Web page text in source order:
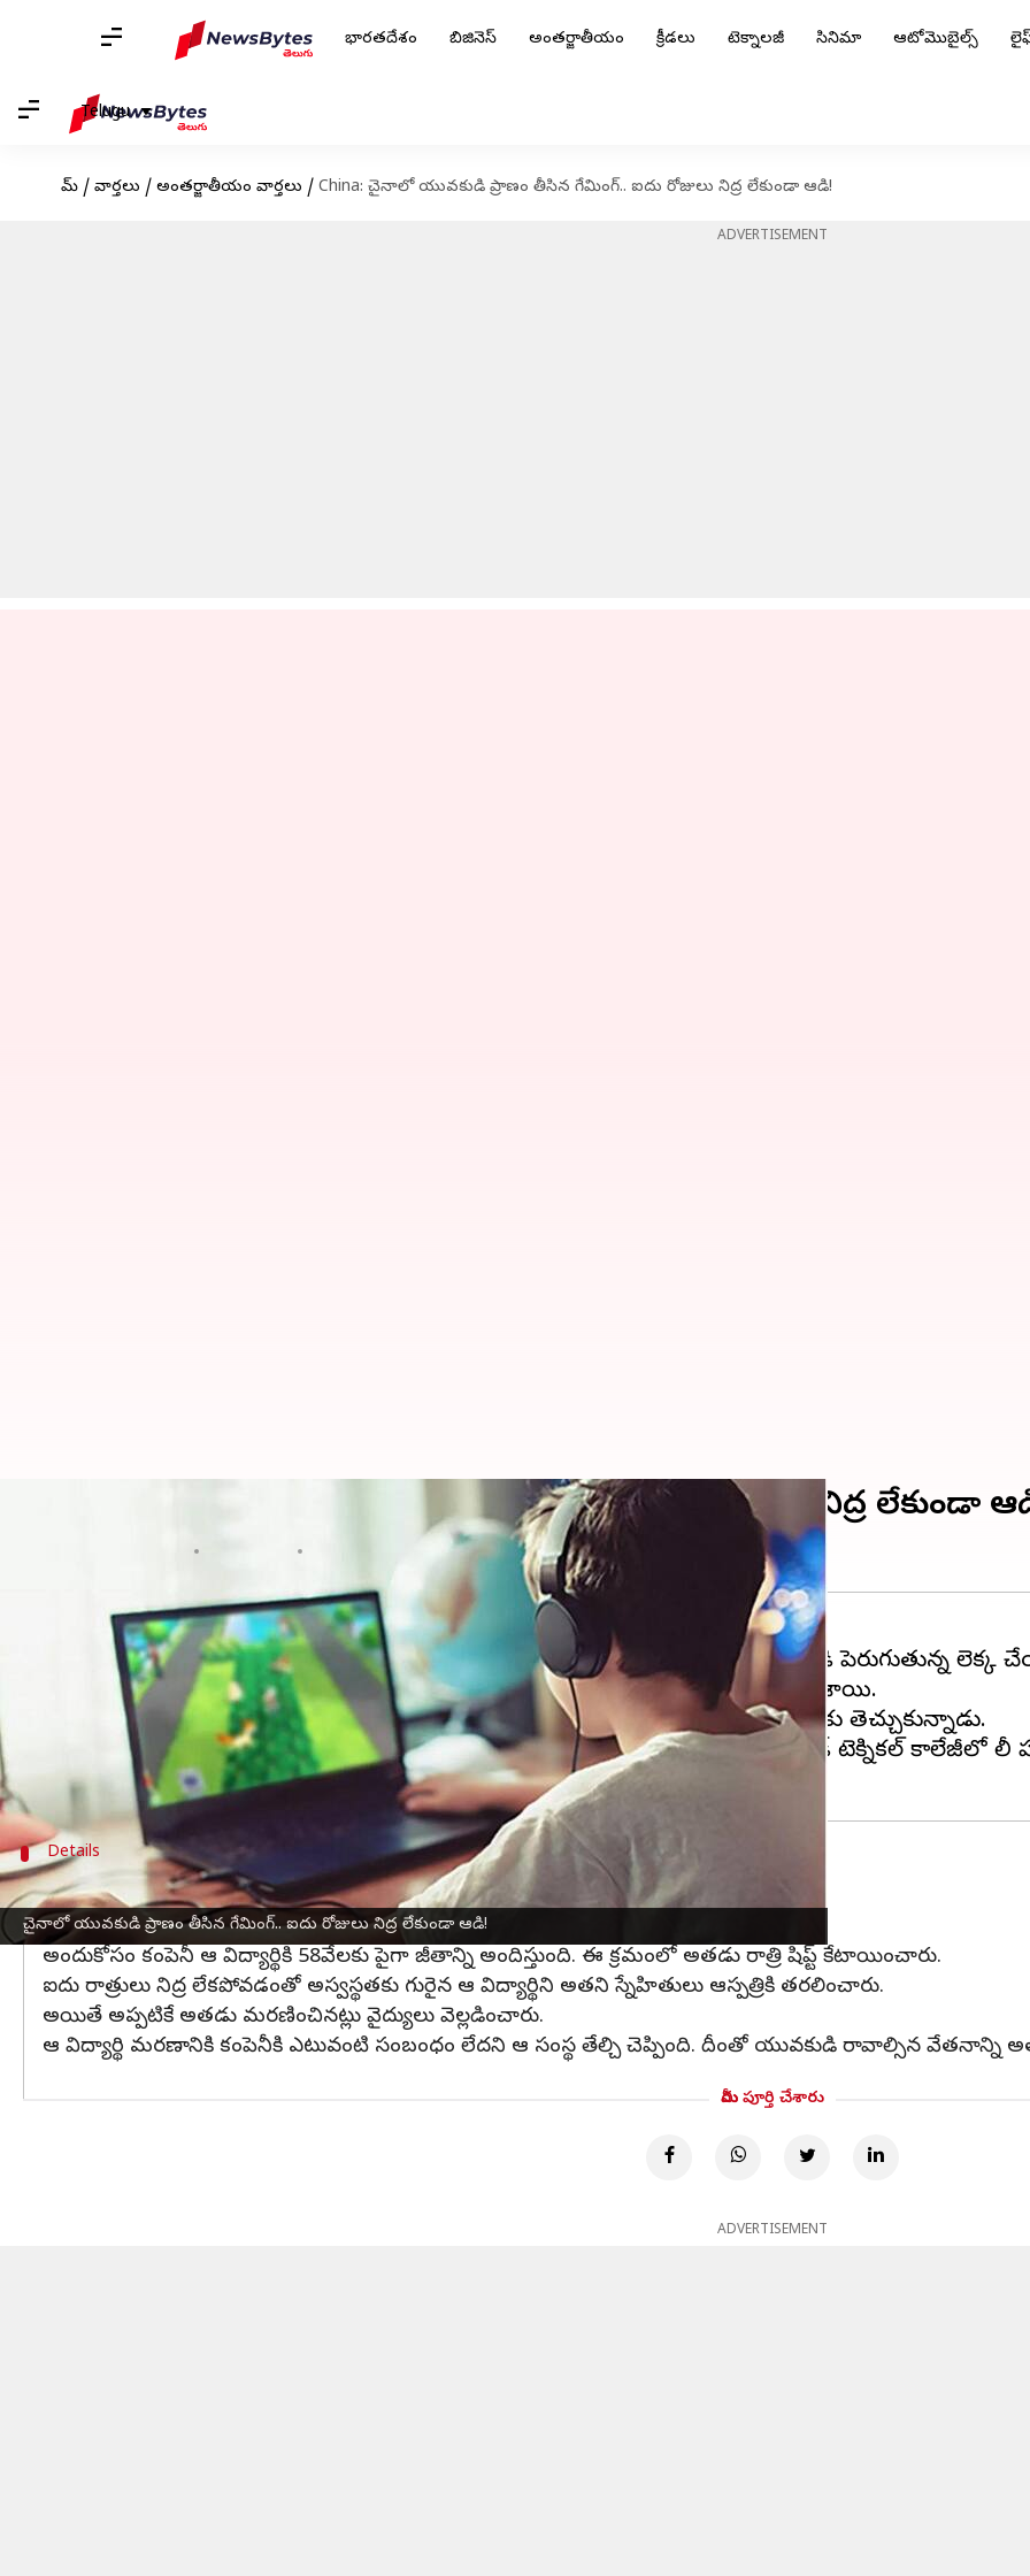
భారతదేశం బిజినెస్ అంతర్జాతీయం క్రీడలు టెక్నాలజీ సినిమా ఆటోమొబైల్స్
Telugu
హోమ్ / వార్తలు / అంతర్జాతీయం వార్తలు / China: చైనాలో యువకుడి ప్రాణం తీసిన గేమింగ్.. ఐదు రోజులు నిద్ర లేకుండా ఆడి!
ADVERTISEMENT
చైనాలో యువకుడి ప్రాణం తీసిన గేమింగ్.. ఐదు రోజులు నిద్ర లేకుండా ఆడి!
China: చైనాలో యువకుడి ప్రాణం తీసిన గేమింగ్.. ఐదు రోజులు నిద్ర లేకుండా
ఈ వార్తాకథనం ఏంటి
కొందరు ఉద్యోగులు కంపెనీలో అదనపు గంటలు పని చేసి ప్రాణాల మీదకి తెచ్చుకుంటారు. ఒత్తిడి పెరుగుతున్న లెక్క
ఫలితంగా ఈ ప్రభావం వారి ఆరోగ్యంపై చూపుతుందని ఇప్పటికే ఎన్నో పరిశోధనలు స్పష్టం చేశాయి.
ఇటీవల ఓ విద్యార్థి తన కోర్సులో భాగంగా ఐదు రాత్రులు నిద్రపోకుండా పనిచేసి ప్రాణాల మీదకు తెచ్చుకున్నాడు.
ఈ ఘటన చైనాలో చోటు చేసుకుంది.
చైనా(China) లోని హెనాన్స్ పింగ్డింగ్షాన్ వెకేషనల్ అండ్ టెక్నికల్ కాలేజీలో
Details
అస్వస్థతకు గురై మరణించిన విద్యార్థి
స్ట్రీమింగ్‌లో భాగంగా 26 రోజుల్లో 240 గంటల పాటు ఆ విద్యార్థి లైవ్‌లో పాల్గొనాల్సి ఉంటుంది.
అందుకోసం కంపెనీ ఆ విద్యార్థికి 58వేలకు పైగా జీతాన్ని అందిస్తుంది. ఈ క్రమంలో అతడు రాత్రి షిప్ట్ కేటాయించారు.
ఐదు రాత్రులు నిద్ర లేకపోవడంతో అస్వస్థతకు గురైన ఆ విద్యార్థిని అతని స్నేహితులు ఆస్పత్రికి తరలించారు.
అయితే అప్పటికే అతడు మరణించినట్లు వైద్యులు వెల్లడించారు.
ఆ విద్యార్థి మరణానికి కంపెనీకి ఎటువంటి సంబంధం లేదని ఆ సంస్థ తేల్చి చెప్పింది. దీంతో యువకుడి రావాల్సిన వేతనాన్ని
మీరు పూర్తి చేశారు
ADVERTISEMENT